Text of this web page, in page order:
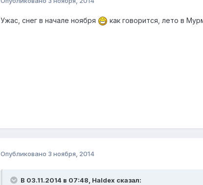
Ужас, снег в начале ноября как говорится, лето в
Опубликовано 3 ноября, 2014
В 03.11.2014 в 07:48, Haldex сказал: